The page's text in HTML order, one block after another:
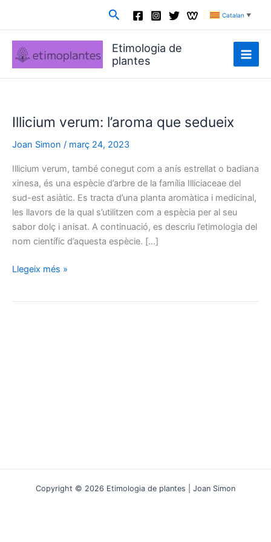
Cerca Catalan ▼
Etimologia de
plantes
Illicium verum: l’aroma que sedueix
Joan Simon / març 24, 2023
Illicium verum, també conegut com a anís estrellat o badiana
xinesa, és una espècie d’arbre de la família Illiciaceae del
sud-est asiàtic. Es tracta d’una planta aromàtica i medicinal,
les llavors de la qual s’utilitzen com a espècia per al seu
sabor dolç i anisat. A continuació, es descriu l’etimologia del
nom científic d’aquesta espècie. […]
Illicium
Llegeix més »
Copyright © 2026 Etimologia de plantes | Joan Simon